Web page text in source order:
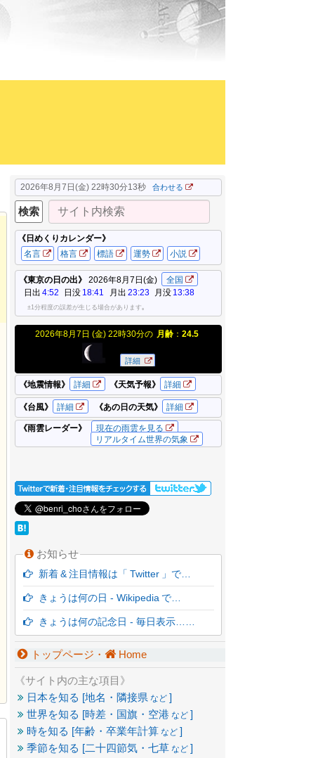
2026年8月7日(金) 22時30分15秒 合わせる
お知らせ
新着 & 注目情報は「 Twitter 」で…
きょうは何の日 - Wikipedia で…
きょうは何の記念日 - 毎日表示……
トップページ・ Home
《サイト内の主な項目》
日本を知る [地名・隣接県 など ]
世界を知る [時差・国旗・空港 など ]
時を知る [年齢・卒業年計算 など ]
季節を知る [二十四節気・七草 など ]